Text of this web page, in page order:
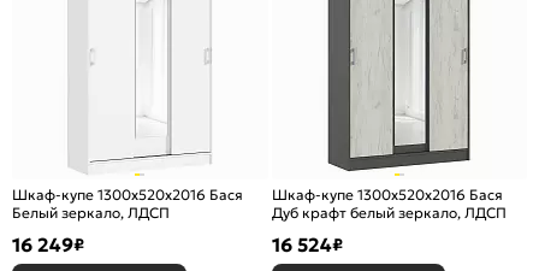
Шкаф-купе 1300x520x2016 Бася
Белый зеркало, ЛДСП
16 249₽
Шкаф-купе 1300x520x2016 Бася
Дуб крафт белый зеркало, ЛДСП
16 524₽